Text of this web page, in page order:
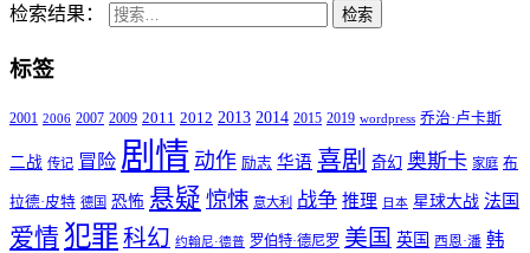
检索结果： 检索
标签
2001 2006 2007 2009 2011 2012 2013 2014 2015 2019 wordpress 乔治·卢卡斯
二战 传记 冒险 剧情 动作 励志 华语 喜剧 奇幻 奥斯卡 家庭 布
拉德·皮特 德国 恐怖 悬疑 惊悚 意大利 战争 推理 日本 星球大战 法国
爱情 犯罪科幻 约翰尼·德普 罗伯特·德尼罗 美国 英国 西恩·潘 韩